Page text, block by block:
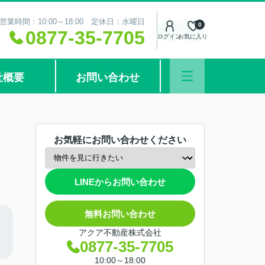
営業時間：10:00～18:00 定休日：水曜日
0877-35-7705 ログインお気に入り
0
概要 お問い合わせ
お気軽にお問い合わせください
LINEからお問い合わせ
無料お問い合わせ
アクア不動産株式会社
0877-35-7705
10:00～18:00